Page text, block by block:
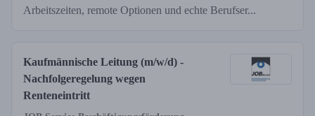
Arbeitszeiten, remote Optionen und echte Berufser...
Kaufmännische Leitung (m/w/d) -
Nachfolgeregelung wegen
Renteneintritt